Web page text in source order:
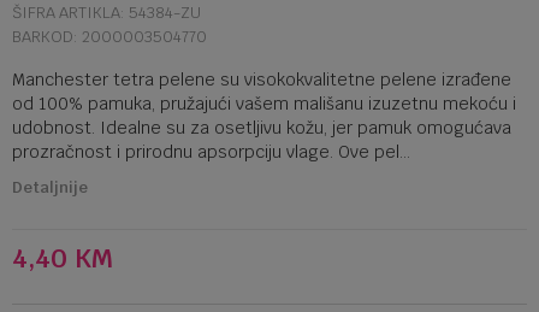
ŠIFRA ARTIKLA: 54384-ZU
BARKOD: 2000003504770
Manchester tetra pelene su visokokvalitetne pelene izrađene
od 100% pamuka, pružajući vašem mališanu izuzetnu mekoću i
udobnost. Idealne su za osetljivu kožu, jer pamuk omogućava
prozračnost i prirodnu apsorpciju vlage. Ove pel...
Detaljnije
4,40 KM